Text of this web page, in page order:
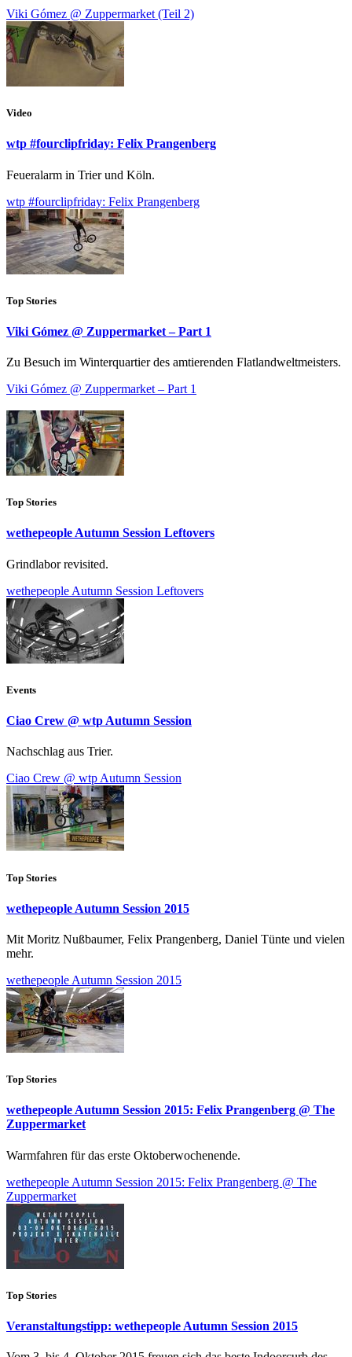
Viki Gómez @ Zuppermarket (Teil 2)
Video
wtp #fourclipfriday: Felix Prangenberg
Feueralarm in Trier und Köln.
wtp #fourclipfriday: Felix Prangenberg
Top Stories
Viki Gómez @ Zuppermarket – Part 1
Zu Besuch im Winterquartier des amtierenden Flatlandweltmeisters.
Viki Gómez @ Zuppermarket – Part 1
Top Stories
wethepeople Autumn Session Leftovers
Grindlabor revisited.
wethepeople Autumn Session Leftovers
Events
Ciao Crew @ wtp Autumn Session
Nachschlag aus Trier.
Ciao Crew @ wtp Autumn Session
Top Stories
wethepeople Autumn Session 2015
Mit Moritz Nußbaumer, Felix Prangenberg, Daniel Tünte und vielen
mehr.
wethepeople Autumn Session 2015
Top Stories
wethepeople Autumn Session 2015: Felix Prangenberg @ The
Zuppermarket
Warmfahren für das erste Oktoberwochenende.
wethepeople Autumn Session 2015: Felix Prangenberg @ The
Zuppermarket
Top Stories
Veranstaltungstipp: wethepeople Autumn Session 2015